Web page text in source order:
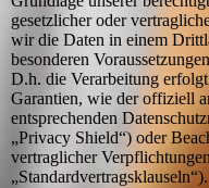
gesetzlicher oder
wir die Daten in einem
besonderen
D.h. die Verarbeitung
Garantien, wie der offiziell
entsprechenden
„Privacy Shield“) oder
vertraglicher
„Standardvertragsklauseln“).